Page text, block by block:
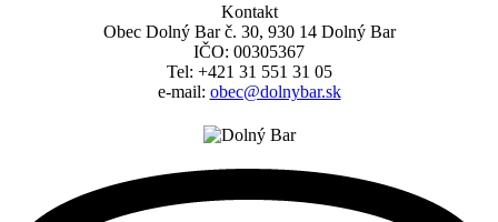
Kontakt
Obec Dolný Bar č. 30, 930 14 Dolný Bar
IČO: 00305367
Tel: +421 31 551 31 05
e-mail: obec@dolnybar.sk